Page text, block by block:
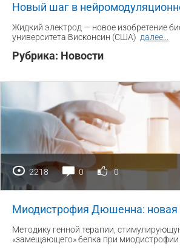
Новый шаг в
Жидкий электрод — новое изобретение
университета Висконсин (США) далее
Рубрика: Новости
2218 0 0
Миодистрофия Дюшенна: новая
Методику генной терапии,
«замещающего» белка при